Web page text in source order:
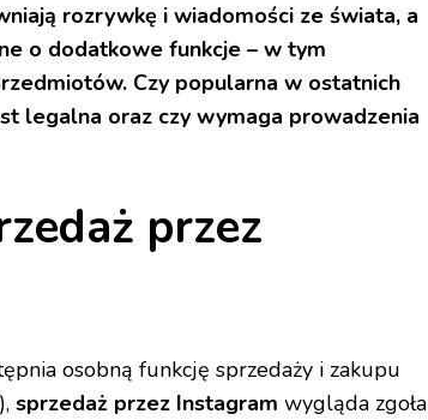
rozrywkę i wiadomości ze świata, a
o dodatkowe funkcje – w tym
Czy popularna w ostatnich
legalna oraz czy wymaga prowadzenia
przez
osobną funkcję sprzedaży i zakupu
sprzedaż przez Instagram wygląda zgoła